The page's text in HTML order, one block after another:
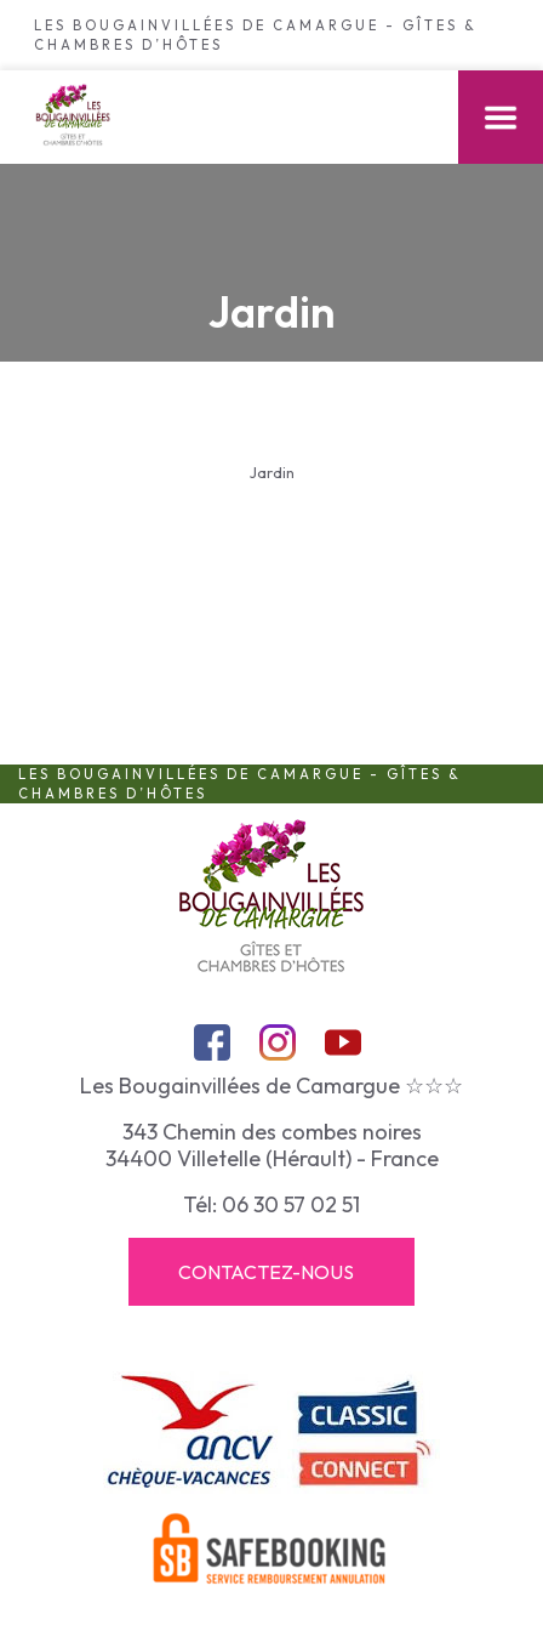
LES BOUGAINVILLÉES DE CAMARGUE - GÎTES &
CHAMBRES D’HÔTES
Jardin
Jardin
LES BOUGAINVILLÉES DE CAMARGUE - GÎTES &
CHAMBRES D’HÔTES
Les Bougainvillées de Camargue ☆☆☆
343 Chemin des combes noires
34400 Villetelle (Hérault) - France
Tél: 06 30 57 02 51
CONTACTEZ-NOUS